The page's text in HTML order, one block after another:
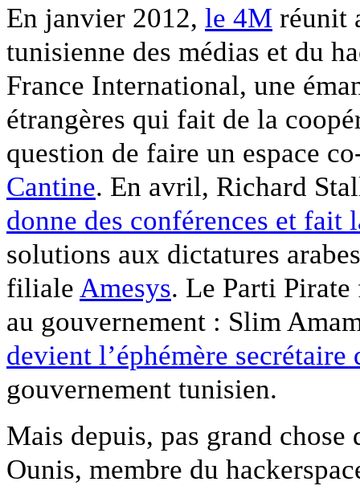
En janvier 2012, le 4M réunit
tunisienne des médias et du
France International, une
étrangères qui fait de la
question de faire un espace
Cantine. En avril, Richard
donne des conférences et fait
solutions aux dictatures
filiale Amesys. Le Parti Pirate
au gouvernement : Slim
devient l’éphémère secrétaire
gouvernement tunisien.
Mais depuis, pas grand
Ounis, membre du